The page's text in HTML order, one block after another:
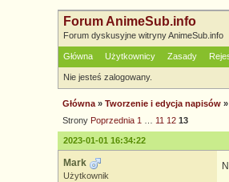
Forum AnimeSub.info
Forum dyskusyjne witryny AnimeSub.info
Główna Użytkownicy Zasady
Nie jesteś zalogowany.
Główna » Tworzenie i edycja napisów »
Strony Poprzednia 1 11 12 13
2023-01-01 16:34:22
Mark
Użytkownik